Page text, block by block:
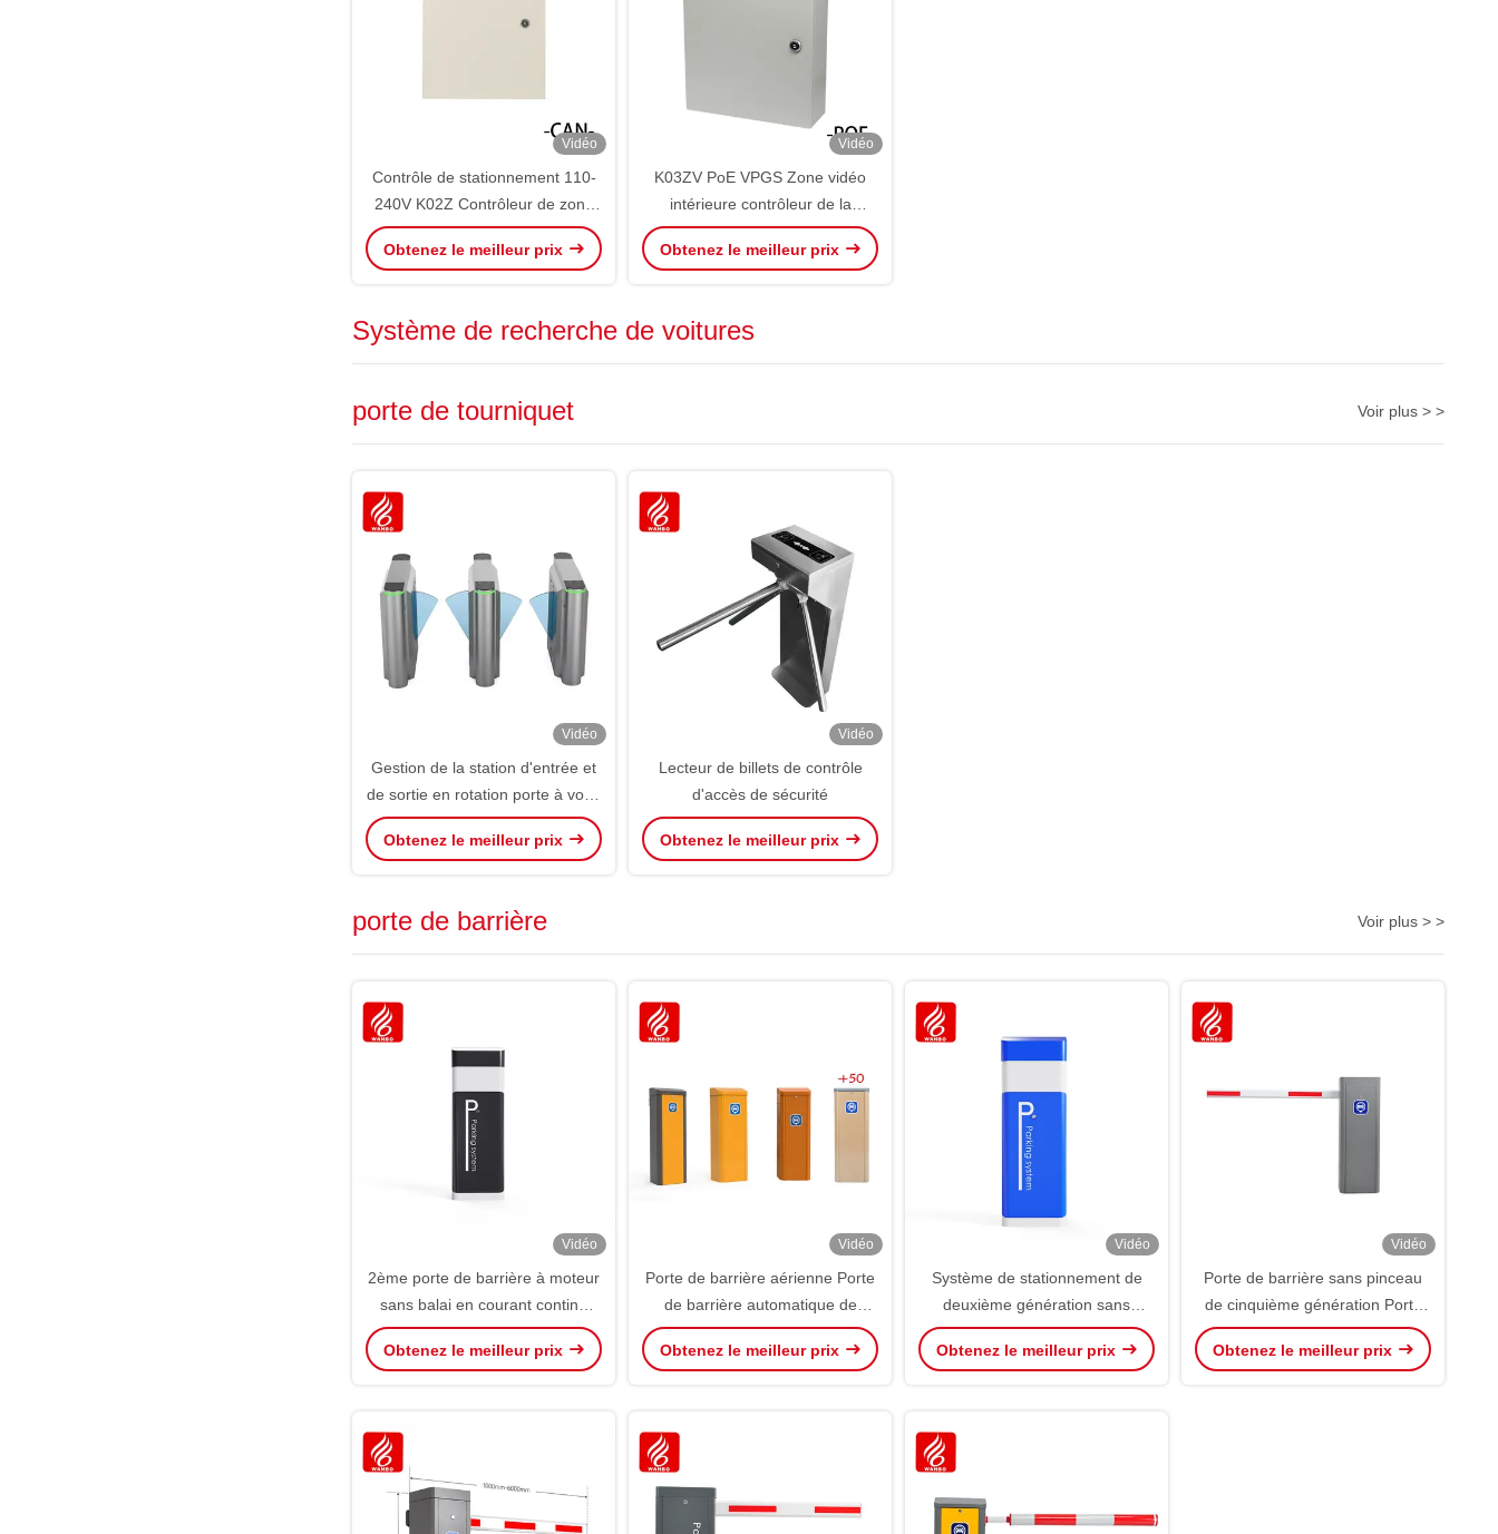
Vidéo
Contrôle de stationnement 110-
240V K02Z Contrôleur de zone
intérieure RS485 CAN Bus
Ultrasons PGS ZCU
Obtenez le meilleur prix
Vidéo
K03ZV PoE VPGS Zone vidéo
intérieure contrôleur de la
caméra LPR reconnaître le
contrôle de stationnement
Obtenez le meilleur prix
Système de recherche de voitures
porte de tourniquet Voir plus > >
Vidéo
Gestion de la station d'entrée et
de sortie en rotation porte à volet
en rotation automatique de
clôture
Obtenez le meilleur prix
Vidéo
Lecteur de billets de contrôle
d'accès de sécurité
Obtenez le meilleur prix
porte de barrière Voir plus > >
Vidéo
2ème porte de barrière à moteur
sans balai en courant continu
Système de gestion du
stationnement Porte de barrière
Obtenez le meilleur prix
Vidéo
Porte de barrière aérienne Porte
de barrière automatique de
stationnement automobile
Obtenez le meilleur prix
Vidéo
Système de stationnement de
deuxième génération sans
barrière de ressort
Obtenez le meilleur prix
Vidéo
Porte de barrière sans pinceau
de cinquième génération Porte
d'entrée sortie d'ascenseur
automatique intelligente
Obtenez le meilleur prix